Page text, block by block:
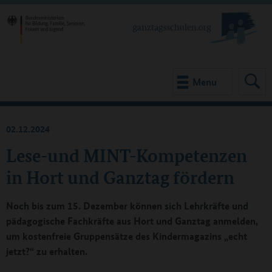
Menu
Lese-und MINT-Kompetenzen
in Hort und Ganztag fördern
02.12.2024
Noch bis zum 15. Dezember können sich Lehrkräfte und
pädagogische Fachkräfte aus Hort und Ganztag anmelden,
um kostenfreie Gruppensätze des Kindermagazins „echt
jetzt?“ zu erhalten.